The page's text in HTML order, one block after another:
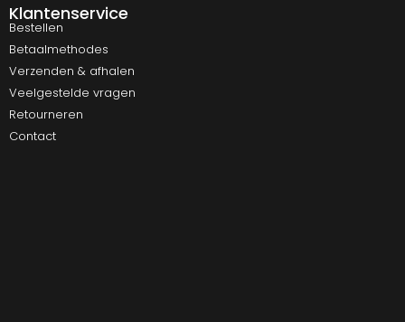
Klantenservice
Bestellen
Betaalmethodes
Verzenden & afhalen
Veelgestelde vragen
Retourneren
Contact